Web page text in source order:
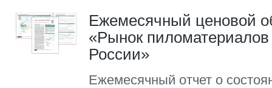
Ежемесячный ценовой
«Рынок пиломатериалов
России»
Ежемесячный отчет о